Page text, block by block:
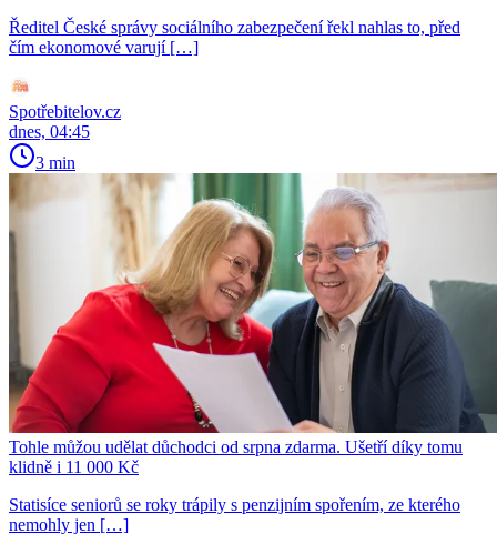
Ředitel České správy sociálního zabezpečení řekl nahlas to, před
čím ekonomové varují […]
Spotřebitelov.cz
dnes, 04:45
3 min
Tohle můžou udělat důchodci od srpna zdarma. Ušetří díky tomu
klidně i 11 000 Kč
Statisíce seniorů se roky trápily s penzijním spořením, ze kterého
nemohly jen […]